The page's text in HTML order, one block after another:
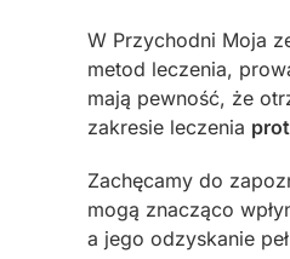
W Przychodni Moja
metod leczenia,
mają pewność, że
zakresie leczenia
Zachęcamy do
mogą znacząco
a jego odzyskanie